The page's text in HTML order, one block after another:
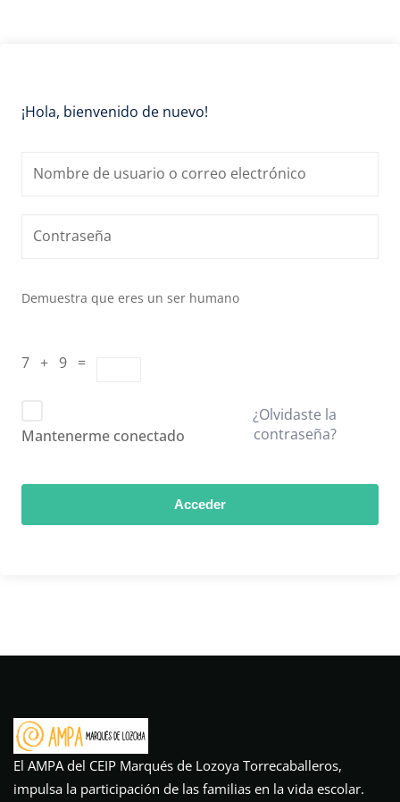
¡Hola, bienvenido de nuevo!
Demuestra que eres un ser humano
7 + 9 =
Mantenerme conectado
¿Olvidaste la
contraseña?
Acceder
El AMPA del CEIP Marqués de Lozoya Torrecaballeros,
impulsa la participación de las familias en la vida escolar.